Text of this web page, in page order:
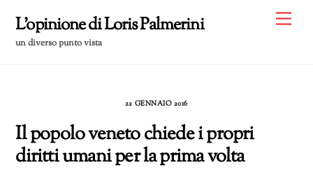
content
L'opinione di Loris Palmerini
un diverso punto vista
22 GENNAIO 2016
Il popolo veneto chiede i propri
diritti umani per la prima volta